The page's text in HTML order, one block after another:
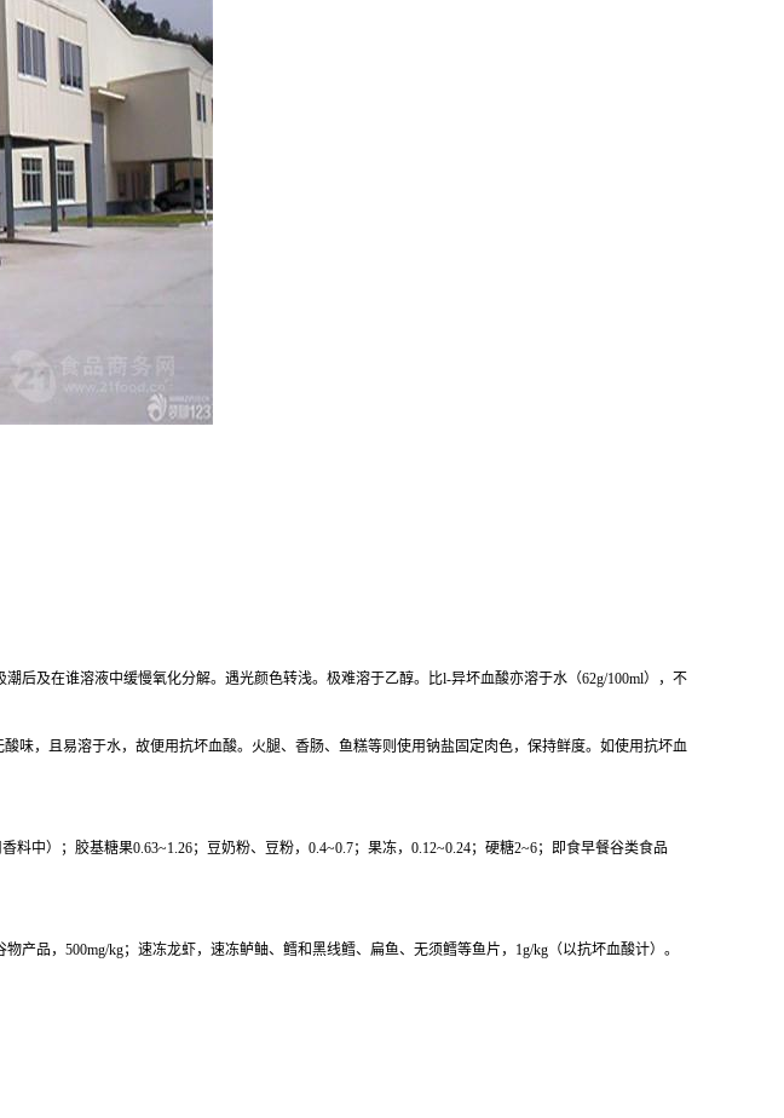
后及在谁溶液中缓慢氧化分解。遇光颜色转浅。极难溶于乙醇。比l-异坏血酸亦溶于水（62g/100ml），不
味，且易溶于水，故便用抗坏血酸。火腿、香肠、鱼糕等则使用钠盐固定肉色，保持鲜度。如使用抗坏血
中）；胶基糖果0.63~1.26；豆奶粉、豆粉，0.4~0.7；果冻，0.12~0.24；硬糖2~6；即食早餐谷类食品
产品，500mg/kg；速冻龙虾，速冻鲈鲉、鳕和黑线鳕、扁鱼、无须鳕等鱼片，1g/kg（以抗坏血酸计）。